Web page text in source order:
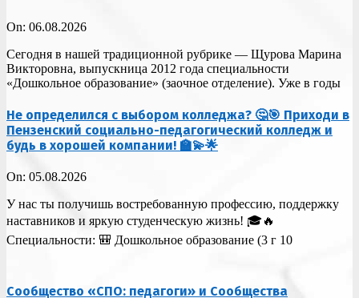
On: 06.08.2026
Сегодня в нашей традиционной рубрике — Щурова Марина
Викторовна, выпускница 2012 года специальности
«Дошкольное образование» (заочное отделение). Уже в годы
Не определился с выбором колледжа? 🤔🎯 Приходи в
Пензенский социально-педагогический колледж и
будь в хорошей компании! 🏫💫🌟
On: 05.08.2026
У нас ты получишь востребованную профессию, поддержку
наставников и яркую студенческую жизнь! 🎓🔥
Специальности: 🎒 Дошкольное образование (3 г 10
Сообщество «СПО: педагоги» и Сообщества